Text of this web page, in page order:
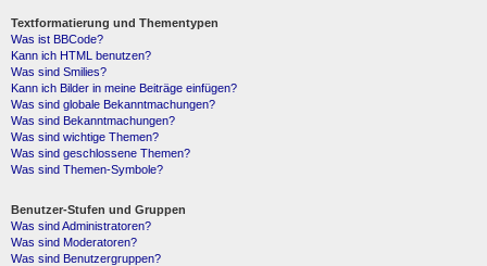
Textformatierung und Thementypen
Was ist BBCode?
Kann ich HTML benutzen?
Was sind Smilies?
Kann ich Bilder in meine Beiträge einfügen?
Was sind globale Bekanntmachungen?
Was sind Bekanntmachungen?
Was sind wichtige Themen?
Was sind geschlossene Themen?
Was sind Themen-Symbole?
Benutzer-Stufen und Gruppen
Was sind Administratoren?
Was sind Moderatoren?
Was sind Benutzergruppen?